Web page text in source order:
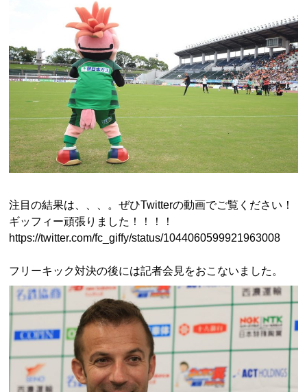
注目の結果は、、、。ぜひTwitterの動画でご覧ください！
ギッフィー頑張りました！！！！
https://twitter.com/fc_giffy/status/1044060599921963008
フリーキック対決の後には記者会見をおこないました。